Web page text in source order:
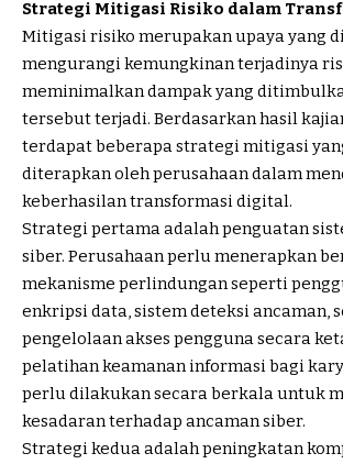
Strategi Mitigasi Risiko dalam
Mitigasi risiko merupakan upaya yang
mengurangi kemungkinan terjadinya
meminimalkan dampak yang
tersebut terjadi. Berdasarkan hasil
terdapat beberapa strategi mitigasi
diterapkan oleh perusahaan dalam
keberhasilan transformasi digital.
Strategi pertama adalah penguatan
siber. Perusahaan perlu menerapkan
mekanisme perlindungan seperti
enkripsi data, sistem deteksi ancaman,
pengelolaan akses pengguna secara
pelatihan keamanan informasi bagi
perlu dilakukan secara berkala untuk
kesadaran terhadap ancaman siber.
Strategi kedua adalah peningkatan